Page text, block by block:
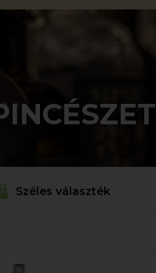
Széles választék